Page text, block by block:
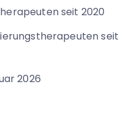
seit 2020
seit
2026